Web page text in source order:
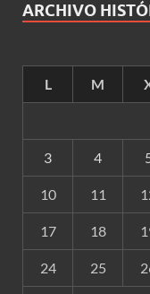
ARCHIVO
L
M
3 4
10 11
17 18
24 25